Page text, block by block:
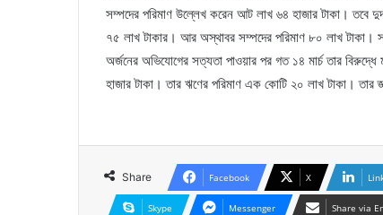
সম্পদের পরিমাণ উল্লেখ করেন আট লাখ ৬৪ হাজার টাকা। তবে
৭৫ লাখ টাকার। আর অস্থাবর সম্পদের পরিমাণ ৮০ লাখ টাকা।
অর্জনের অভিযোগের সত্যতা পাওয়ার পর গত ১৪ মার্চ তার
হাজার টাকা। তার ঋণের পরিমাণ এক কোটি ২০ লাখ টাকা। তার
Share Facebook X
Skype Messenger Share via